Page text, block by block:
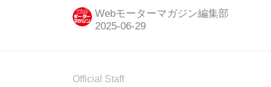
を発表。2025年9月から欧州での発売
を予定している。
Webモーターマガジン編集部
Official Staff